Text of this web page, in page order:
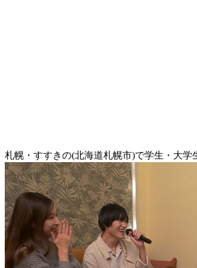
札幌・すすきの(北海道札幌市)で学生・大学